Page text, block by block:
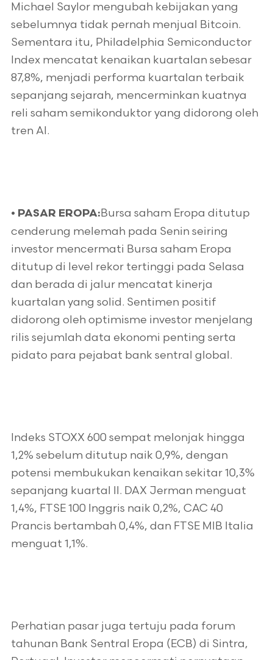
Michael Saylor mengubah kebijakan yang
sebelumnya tidak pernah menjual Bitcoin.
Sementara itu, Philadelphia Semiconductor
Index mencatat kenaikan kuartalan sebesar
87,8%, menjadi performa kuartalan terbaik
sepanjang sejarah, mencerminkan kuatnya
reli saham semikonduktor yang didorong oleh
tren AI.
• PASAR EROPA: Bursa saham Eropa ditutup
cenderung melemah pada Senin seiring
investor mencermati Bursa saham Eropa
ditutup di level rekor tertinggi pada Selasa
dan berada di jalur mencatat kinerja
kuartalan yang solid. Sentimen positif
didorong oleh optimisme investor menjelang
rilis sejumlah data ekonomi penting serta
pidato para pejabat bank sentral global.
Indeks STOXX 600 sempat melonjak hingga
1,2% sebelum ditutup naik 0,9%, dengan
potensi membukukan kenaikan sekitar 10,3%
sepanjang kuartal II. DAX Jerman menguat
1,4%, FTSE 100 Inggris naik 0,2%, CAC 40
Prancis bertambah 0,4%, dan FTSE MIB Italia
menguat 1,1%.
Perhatian pasar juga tertuju pada forum
tahunan Bank Sentral Eropa (ECB) di Sintra,